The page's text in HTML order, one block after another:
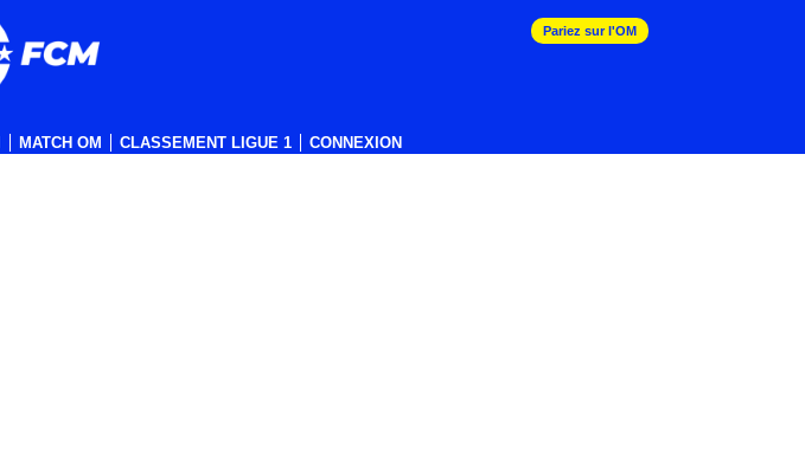
MATCH OM CLASSEMENT LIGUE 1 CONNEXION
Pariez sur l'OM